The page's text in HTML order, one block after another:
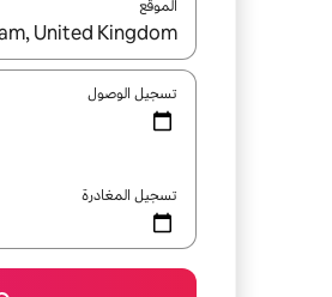
الموقع
عند توفر النتائج،
تسجيل الوصول
تسجيل المغادرة